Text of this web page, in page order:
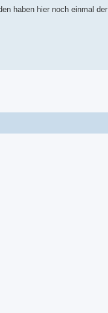
haben hier noch einmal der